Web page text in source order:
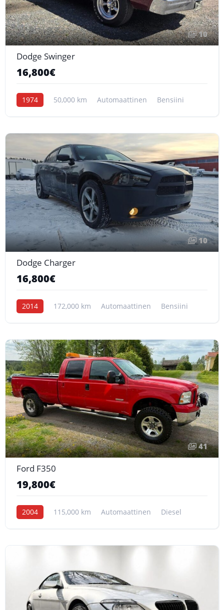
10
Dodge Swinger
16,800€
1974 50,000 km Automaattinen Bensiini
10
Dodge Charger
16,800€
2014 172,000 km Automaattinen Bensiini
41
Ford F350
19,800€
2004 115,000 km Automaattinen Diesel